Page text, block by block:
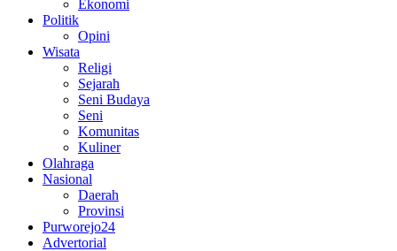
Ekonomi
Politik
Opini
Wisata
Religi
Sejarah
Seni Budaya
Seni
Komunitas
Kuliner
Olahraga
Nasional
Daerah
Provinsi
Purworejo24
Advertorial